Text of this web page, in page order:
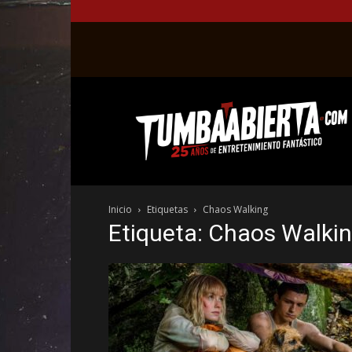
web
del
entretenimiento
el
género
fantástico.
Inicio Etiquetas Chaos Walking
Etiqueta: Chaos